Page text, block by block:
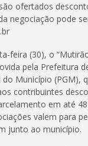
ofertados
negociação pode
feira (30), o
pela Prefeitura
do Município (PGM),
contribuintes
em até
valem para
junto ao município.